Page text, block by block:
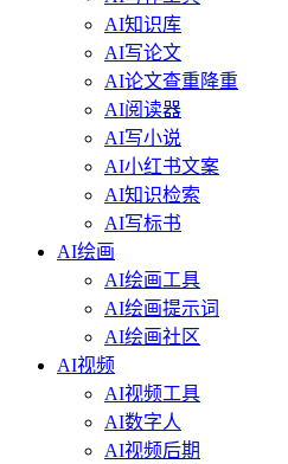
AI知识库
AI写论文
AI论文查重降重
AI阅读器
AI写小说
AI小红书文案
AI知识检索
AI写标书
AI绘画
AI绘画工具
AI绘画提示词
AI绘画社区
AI视频
AI视频工具
AI数字人
AI视频后期